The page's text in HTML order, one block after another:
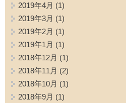
2019年4月 (1)
2019年3月 (1)
2019年2月 (1)
2019年1月 (1)
2018年12月 (1)
2018年11月 (2)
2018年10月 (1)
2018年9月 (1)